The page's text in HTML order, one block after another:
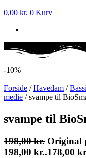
0,00 kr. 0 Kurv
-10%
Forside /Havedam /
medie / svampe til
svampe til
198,00kr. Original
198,00 kr..178,00